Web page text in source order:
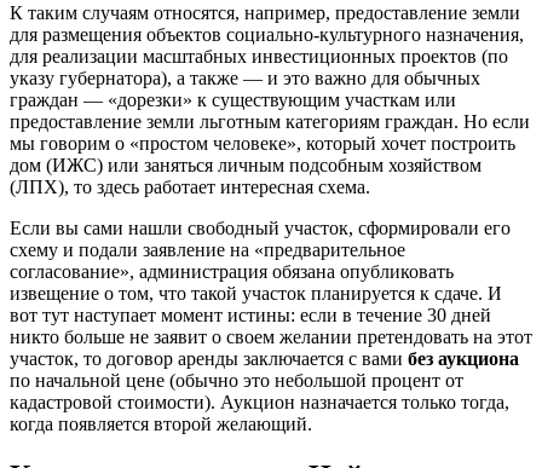
К таким случаям относятся, например, предоставление земли
для размещения объектов социально-культурного назначения,
для реализации масштабных инвестиционных проектов (по
указу губернатора), а также — и это важно для обычных
граждан — «дорезки» к существующим участкам или
предоставление земли льготным категориям граждан. Но если
мы говорим о «простом человеке», который хочет построить
дом (ИЖС) или заняться личным подсобным хозяйством
(ЛПХ), то здесь работает интересная схема.
Если вы сами нашли свободный участок, сформировали его
схему и подали заявление на «предварительное
согласование», администрация обязана опубликовать
извещение о том, что такой участок планируется к сдаче. И
вот тут наступает момент истины: если в течение 30 дней
никто больше не заявит о своем желании претендовать на этот
участок, то договор аренды заключается с вами без аукциона
по начальной цене (обычно это небольшой процент от
кадастровой стоимости). Аукцион назначается только тогда,
когда появляется второй желающий.